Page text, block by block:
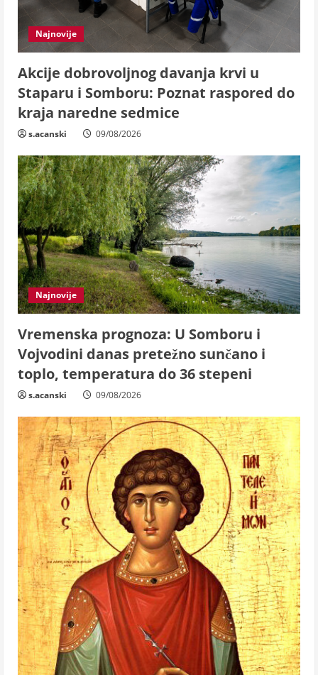
Najnovije
Akcije dobrovoljnog davanja krvi u
Staparu i Somboru: Poznat raspored do
kraja naredne sedmice
s.acanski 09/08/2026
Najnovije
Vremenska prognoza: U Somboru i
Vojvodini danas pretežno sunčano i
toplo, temperatura do 36 stepeni
s.acanski 09/08/2026